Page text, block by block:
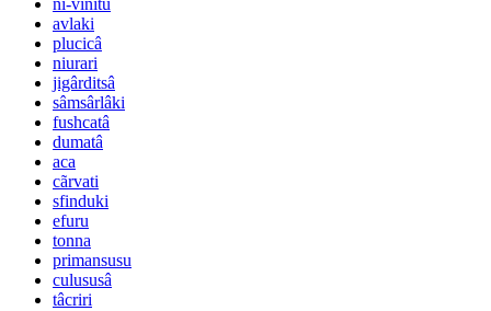
ni-vinitu
avlaki
plucicâ
niurari
jigârditsâ
sâmsârlâki
fushcatâ
dumatâ
aca
cãrvati
sfinduki
efuru
tonna
primansusu
culususâ
tâcriri